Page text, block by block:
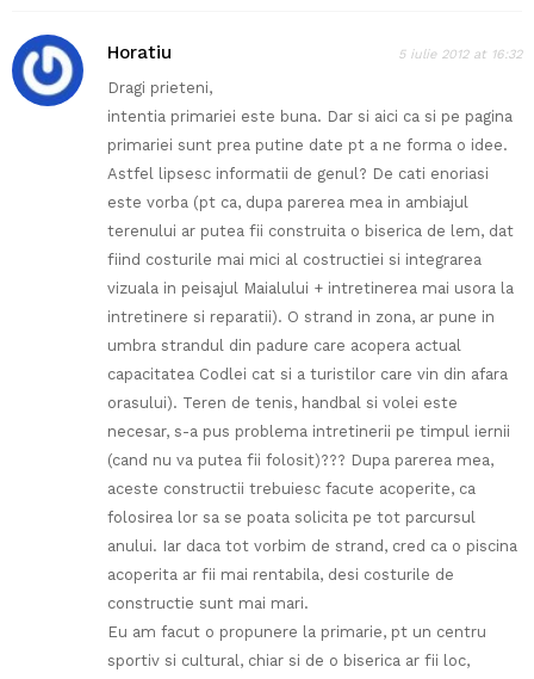
Horatiu 5 iulie 2012 at 16:32
Dragi prieteni,
intentia primariei este buna. Dar si aici ca si pe pagina
primariei sunt prea putine date pt a ne forma o idee.
Astfel lipsesc informatii de genul? De cati enoriasi
este vorba (pt ca, dupa parerea mea in ambiajul
terenului ar putea fii construita o biserica de lem, dat
fiind costurile mai mici al costructiei si integrarea
vizuala in peisajul Maialului + intretinerea mai usora la
intretinere si reparatii). O strand in zona, ar pune in
umbra strandul din padure care acopera actual
capacitatea Codlei cat si a turistilor care vin din afara
orasului). Teren de tenis, handbal si volei este
necesar, s-a pus problema intretinerii pe timpul iernii
(cand nu va putea fii folosit)??? Dupa parerea mea,
aceste constructii trebuiesc facute acoperite, ca
folosirea lor sa se poata solicita pe tot parcursul
anului. Iar daca tot vorbim de strand, cred ca o piscina
acoperita ar fii mai rentabila, desi costurile de
constructie sunt mai mari.
Eu am facut o propunere la primarie, pt un centru
sportiv si cultural, chiar si de o biserica ar fii loc,